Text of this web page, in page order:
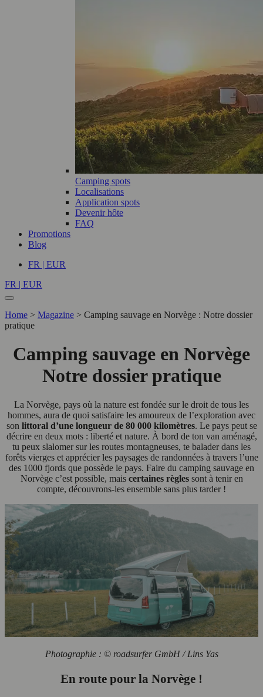
Camping spots
Localisations
Application spots
Devenir hôte
FAQ
Promotions
Blog
FR | EUR
FR | EUR
Home > Magazine > Camping sauvage en Norvège : Notre dossier
pratique
Camping sauvage en Norvège
Notre dossier pratique
La Norvège, pays où la nature est fondée sur le droit de tous les
hommes, aura de quoi satisfaire les amoureux de l’exploration avec
son littoral d’une longueur de 80 000 kilomètres. Le pays peut se
décrire en deux mots : liberté et nature. À bord de ton van aménagé,
tu peux slalomer sur les routes montagneuses, te balader dans les
forêts vierges et apprécier les paysages de randonnées à travers l’une
des 1000 fjords que possède le pays. Faire du camping sauvage en
Norvège c’est possible, mais certaines règlessont à tenir en
compte, découvrons-les ensemble sans plus tarder !
Photographie : © roadsurfer GmbH / Lins Yas
En route pour la Norvège !